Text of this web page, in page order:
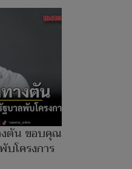
ตัน ขอบคุณ
โครงการ